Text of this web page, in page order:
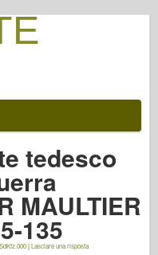
tedesco
MAULTIER
135
SdKfz.000|Lasciare una risposta